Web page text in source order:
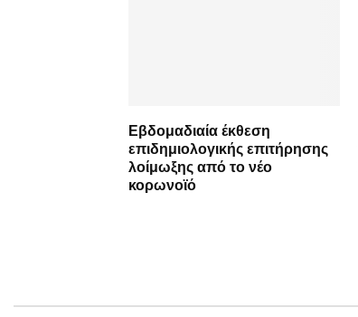
Εβδομαδιαία έκθεση
επιδημιολογικής επιτήρησης
λοίμωξης από το νέο
κορωνοϊό